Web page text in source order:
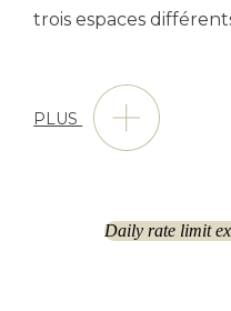
trois espaces
PLUS
Daily rate limit